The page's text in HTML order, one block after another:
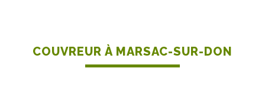
COUVREUR À MARSAC-SUR-DON